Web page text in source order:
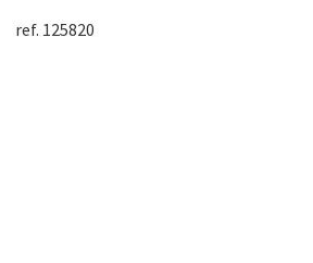
ref. 125820